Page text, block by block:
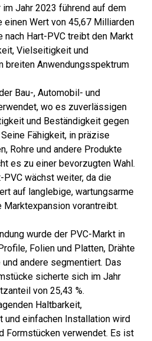
Jahr 2023 führend auf dem
einen Wert von 45,67 Milliarden
nach Hart-PVC treibt den Markt
Vielseitigkeit und
breiten Anwendungsspektrum
Bau-, Automobil- und
wo es zuverlässigen
und Beständigkeit gegen
Fähigkeit, in präzise
Rohre und andere Produkte
es zu einer bevorzugten Wahl.
PVC wächst weiter, da die
auf langlebige, wartungsarme
vorantreibt.
wurde der PVC-Markt in
Folien und Platten, Drähte
andere segmentiert. Das
sicherte sich im Jahr
von 25,43 %.
Haltbarkeit,
einfachen Installation wird
Formstücken verwendet. Es ist